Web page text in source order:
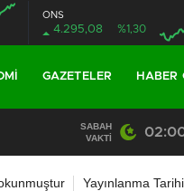
ONS
4.295,08 %1,30
GAZETELER HABER
13:33 /
SABAH
VAKTI
Yayınlanma